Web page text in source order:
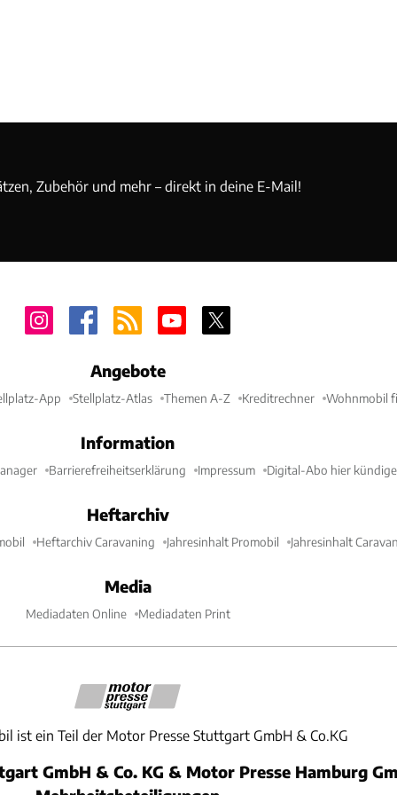
Zubehör und mehr – direkt in deine E-Mail!
Angebote
App Stellplatz-Atlas Themen A-Z Kreditrechner Wohnmobil
Information
Barrierefreiheitserklärung Impressum Digital-Abo hier
Heftarchiv
Heftarchiv Caravaning Jahresinhalt Promobil Jahresinhalt
Media
Mediadaten Online Mediadaten Print
ist ein Teil der Motor Presse Stuttgart GmbH & Co.KG
GmbH & Co. KG & Motor Presse Hamburg